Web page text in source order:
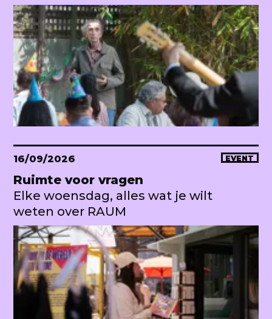
16/09/2026 EVENT
Ruimte voor vragen
Elke woensdag, alles wat je wilt
weten over RAUM